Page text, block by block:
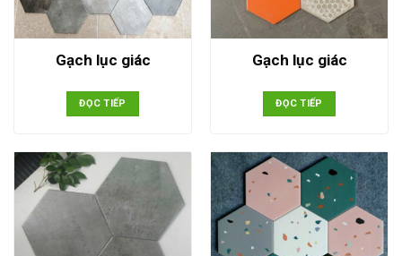
Gạch lục giác
ĐỌC TIẾP
Gạch lục giác
ĐỌC TIẾP